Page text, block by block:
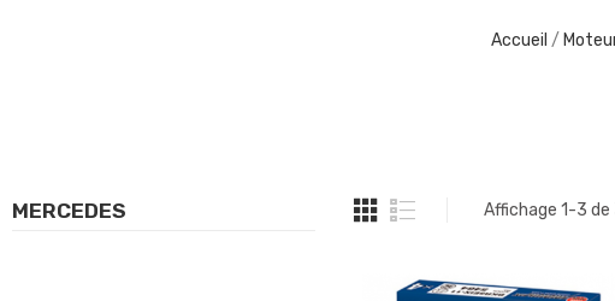
Accueil
MERCEDES Affichage 1-3